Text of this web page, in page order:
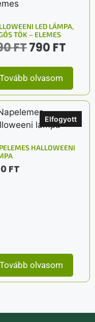
LED LÁMPA,
TÖK – ELEMES
FT790 FT
Tovább olvasom
Elfogyott
HALLOWEENI
FT
Tovább olvasom